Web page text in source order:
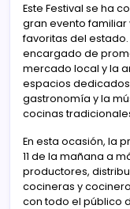
Este Festival se ha
gran evento familiar
favoritas del
encargado de
mercado local y la
espacios
gastronomía y la
cocinas
En esta ocasión, la
11 de la mañana a
productores,
cocineras y
con todo el público